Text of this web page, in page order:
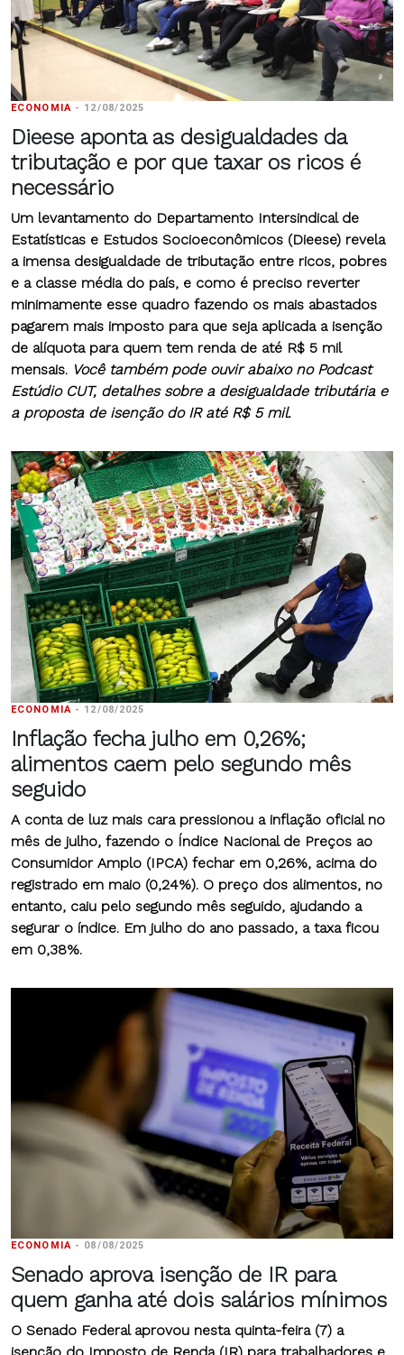
ECONOMIA- 12/08/2025
Dieese aponta as desigualdades da
tributação e por que taxar os ricos é
necessário
Um levantamento do Departamento Intersindical de
Estatísticas e Estudos Socioeconômicos (Dieese) revela
a imensa desigualdade de tributação entre ricos, pobres
e a classe média do país, e como é preciso reverter
minimamente esse quadro fazendo os mais abastados
pagarem mais imposto para que seja aplicada a isenção
de alíquota para quem tem renda de até R$ 5 mil
mensais. Você também pode ouvir abaixo no Podcast
Estúdio CUT, detalhes sobre a desigualdade tributária e
a proposta de isenção do IR até R$ 5 mil.
ECONOMIA - 12/08/2025
Inflação fecha julho em 0,26%;
alimentos caem pelo segundo mês
seguido
A conta de luz mais cara pressionou a inflação oficial no
mês de julho, fazendo o Índice Nacional de Preços ao
Consumidor Amplo (IPCA) fechar em 0,26%, acima do
registrado em maio (0,24%). O preço dos alimentos, no
entanto, caiu pelo segundo mês seguido, ajudando a
segurar o índice. Em julho do ano passado, a taxa ficou
em 0,38%.
ECONOMIA- 08/08/2025
Senado aprova isenção de IR para
quem ganha até dois salários mínimos
O Senado Federal aprovou nesta quinta-feira (7) a